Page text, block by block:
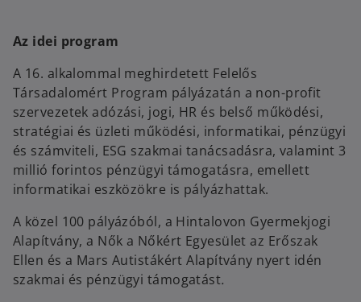
Az idei program
A 16. alkalommal meghirdetett Felelős
Társadalomért Program pályázatán a non-profit
szervezetek adózási, jogi, HR és belső működési,
stratégiai és üzleti működési, informatikai, pénzügyi
és számviteli, ESG szakmai tanácsadásra, valamint 3
millió forintos pénzügyi támogatásra, emellett
informatikai eszközökre is pályázhattak.
A közel 100 pályázóból, a Hintalovon Gyermekjogi
Alapítvány, a Nők a Nőkért Egyesület az Erőszak
Ellen és a Mars Autistákért Alapítvány nyert idén
szakmai és pénzügyi támogatást.